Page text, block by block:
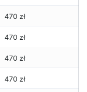
470 zł
470 zł
470 zł
470 zł